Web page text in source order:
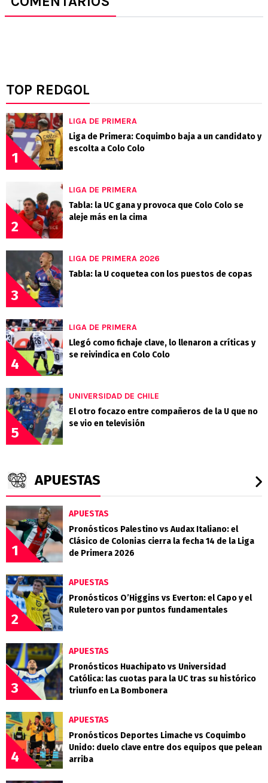
TOP REDGOL
1
LIGA DE PRIMERA
Liga de Primera: Coquimbo baja a un candidato y
escolta a Colo Colo
2
LIGA DE PRIMERA
Tabla: la UC gana y provoca que Colo Colo se
aleje más en la cima
3
LIGA DE PRIMERA 2026
Tabla: la U coquetea con los puestos de copas
4
LIGA DE PRIMERA
Llegó como fichaje clave, lo llenaron a críticas y
se reivindica en Colo Colo
5
UNIVERSIDAD DE CHILE
El otro focazo entre compañeros de la U que no
se vio en televisión
APUESTAS
1
APUESTAS
Pronósticos Palestino vs Audax Italiano: el
Clásico de Colonias cierra la fecha 14 de la Liga
de Primera 2026
2
APUESTAS
Pronósticos O’Higgins vs Everton: el Capo y el
Ruletero van por puntos fundamentales
3
APUESTAS
Pronósticos Huachipato vs Universidad
Católica: las cuotas para la UC tras su histórico
triunfo en La Bombonera
4
APUESTAS
Pronósticos Deportes Limache vs Coquimbo
Unido: duelo clave entre dos equipos que pelean
arriba